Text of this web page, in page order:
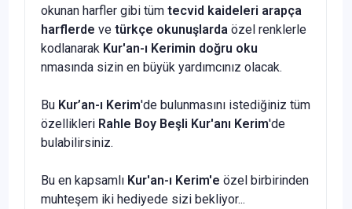
okunan harfler gibi tüm tecvid kaideleri arapça
harflerde ve türkçe okunuşlarda özel renklerle
kodlanarak Kur'an-ı Kerimin doğru oku
nmasında sizin en büyük yardımcınız olacak.
Bu Kur’an-ı Kerim'de bulunmasını istediğiniz tüm
özellikleri Rahle Boy Beşli Kur'anı Kerim'de
bulabilirsiniz.
Bu en kapsamlı Kur'an-ı Kerim'e özel birbirinden
muhteşem iki hediyede sizi bekliyor...